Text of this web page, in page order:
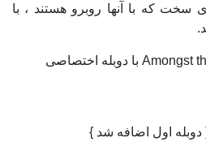
که با آنها روبرو هستند ، با